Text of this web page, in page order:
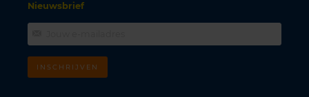
Nieuwsbrief
INSCHRIJVEN